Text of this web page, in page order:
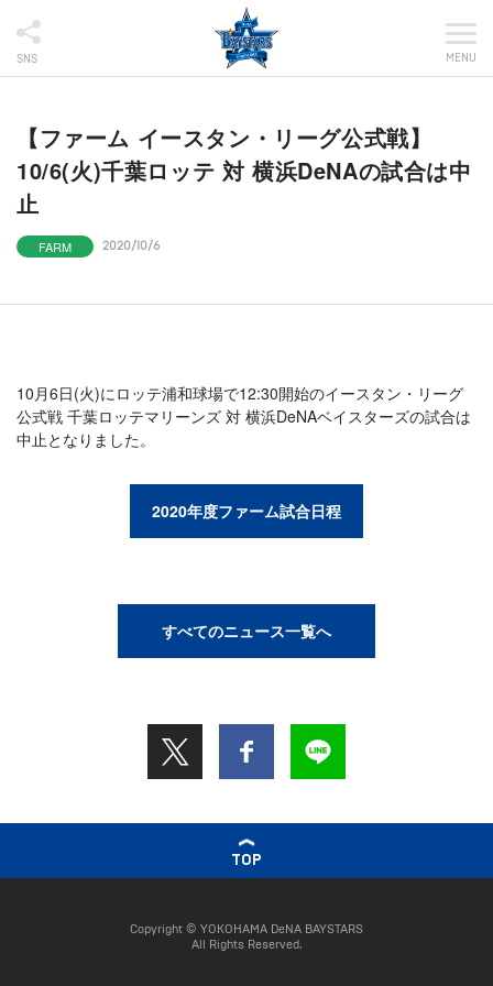
SNS MENU
【ファーム イースタン・リーグ公式戦】
10/6(火)千葉ロッテ 対 横浜DeNAの試合は中
止
FARM 2020/10/6
10月6日(火)にロッテ浦和球場で12:30開始のイースタン・リーグ
公式戦 千葉ロッテマリーンズ 対 横浜DeNAベイスターズの試合は
中止となりました。
2020年度ファーム試合日程
すべてのニュース一覧へ
TOP
Copyright © YOKOHAMA DeNA BAYSTARS
All Rights Reserved.